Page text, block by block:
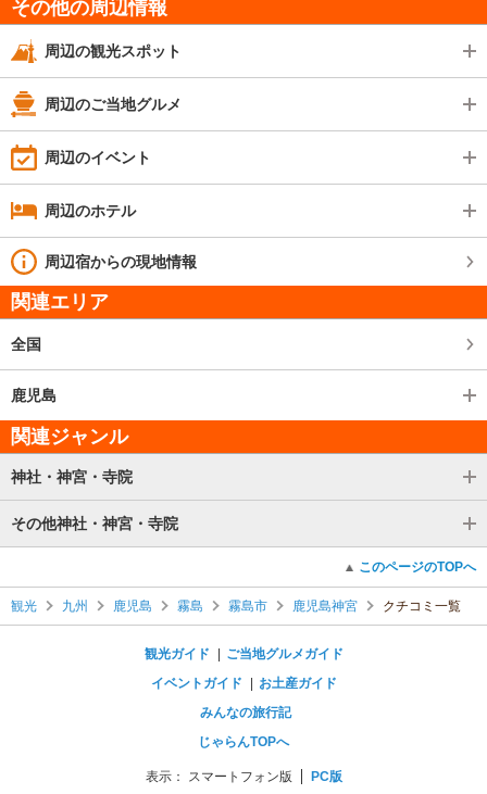
その他の周辺情報
周辺の観光スポット
周辺のご当地グルメ
周辺のイベント
周辺のホテル
周辺宿からの現地情報
関連エリア
全国
鹿児島
関連ジャンル
神社・神宮・寺院
その他神社・神宮・寺院
このページのTOPへ
観光 九州 鹿児島 霧島 霧島市 鹿児島神宮 クチコミ一覧
観光ガイド
ご当地グルメガイド
イベントガイド
お土産ガイド
みんなの旅行記
じゃらんTOPへ
表示： スマートフォン版 PC版